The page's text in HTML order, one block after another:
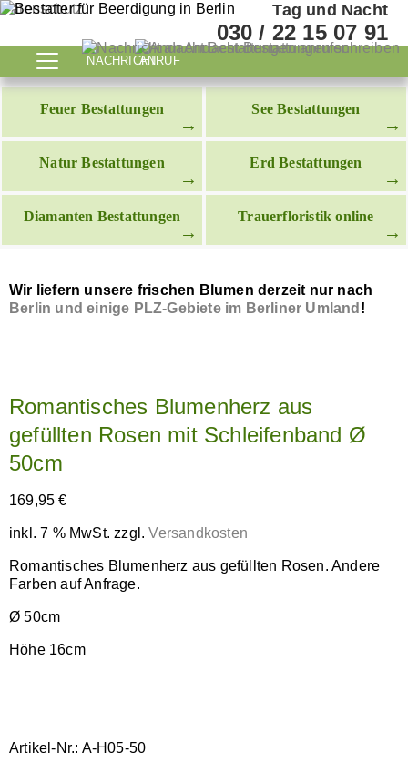
Datenschutz Tag und Nacht
030 / 22 15 07 91
ANRUF
NACHRICHT
Feuer Bestattungen See Bestattungen
Natur Bestattungen Erd Bestattungen
Diamanten Bestattungen Trauerfloristik online
Wir liefern unsere frischen Blumen derzeit nur nach
Berlin und einige PLZ-Gebiete im Berliner Umland !
Romantisches Blumenherz aus
gefüllten Rosen mit Schleifenband Ø
50cm
169,95€
inkl. 7 % MwSt. zzgl.Versandkosten
Romantisches Blumenherz aus gefüllten Rosen. Andere
Farben auf Anfrage.
Ø 50cm
Höhe 16cm
Artikel-Nr.: A-H05-50